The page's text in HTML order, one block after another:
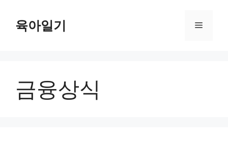
육아일기 메
금융상식